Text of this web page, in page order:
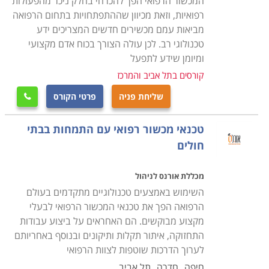
הרפואי נדרש למענה סביב השעון ולקפדנות חסרת פשרות.
בנוסף למשימת התחזוקה והתקינות השוטפת, עליו לקיים לא
פעם הדרכות אישיות או מרוכזות לצוות הרפואי והמנהלתי
בנוגע לשימוש הנכון והמדוייק בציוד.
הבדל נוסף ומהותי בין טכנאי רגיל לטכנאי ציוד רפואי הוא
כמובן זהות ומהות המעסיק. אם טכנאי סטנדרטי פועל בדרך
כלל במעבדות פרטיות, במתן שירות נייד בתור עצמאי, או
כשכיר בשירות לקוחות יבואן מסויים, הרי שהטכנאי הרפואי
גבוהות יותר הן בסקטור הציבורי והן בזה הפרטי, ובתנאי
העסקה עדיפים. חלק ממסלולי הלימוד אפילו נערכים
בשיתוף ארגונים רפואיים כמו בתי חולים, אשר רואים בהם
הזדמנות להבטיח לעצמם את המצטיינים כאנשי צוות
רפואיות, וזאת מכיוון שההתפתחויות בתחום הרפואה
מביאות עמם מכשירים חדשים המצריכים ידע
טכנולוגי רב. לכן עולה הצורך בכוח אדם מקצועי
ומיומן שידע לתפעל
קורסים בתל אביב והמרכז
שליחת פניה פרטי הקורס 
טכנאי מכשור רפואי עם התמחות בבתי
חולים
מכללת אורנס לניהול
השימוש באמצעים טכנולוגיים מתקדמים בעולם
הרפואה הפך את טכנאי המכשור הרפואי לבעלי
מקצוע מבוקשים. הם האחראים על ביצוע עבודות
התחזוקה, איתור תקלות ותיקונים ובנוסף באחריותם
לערוך הדרכות שוטפות לצוות הרפואי